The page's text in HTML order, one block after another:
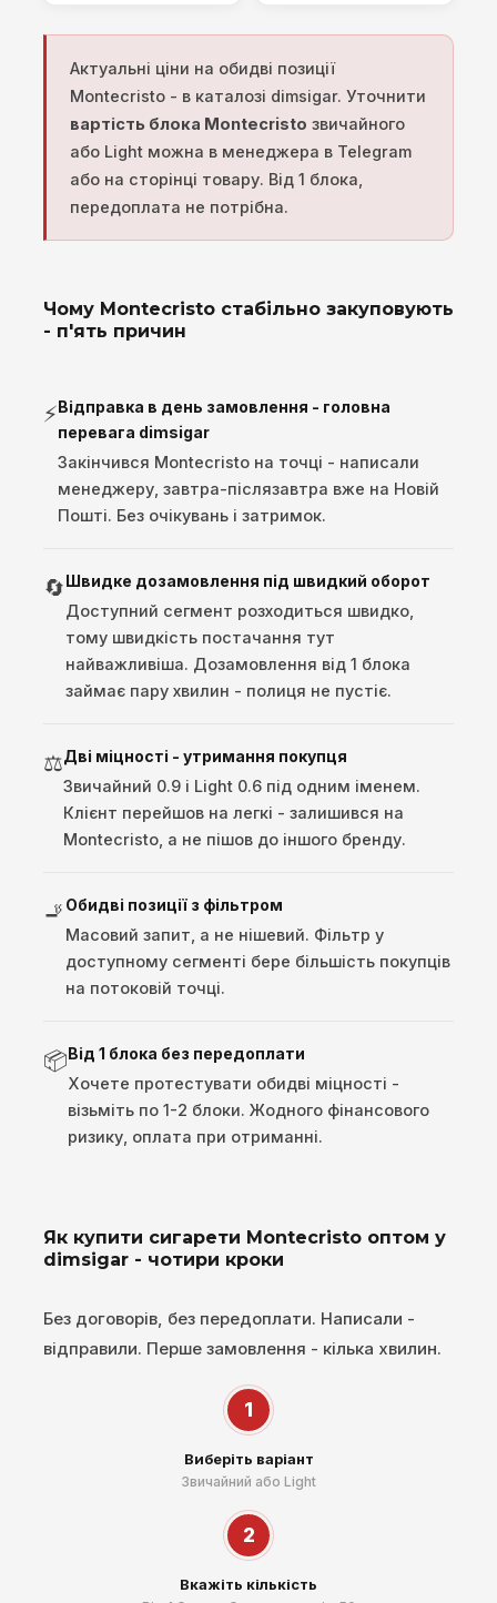
Актуальні ціни на обидві позиції
Montecristo - в каталозі dimsigar. Уточнити
вартість блока Montecristo звичайного
або Light можна в менеджера в Telegram
або на сторінці товару. Від 1 блока,
передоплата не потрібна.
Чому Montecristo стабільно закуповують
- п'ять причин
⚡Відправка в день замовлення - головна
перевага dimsigar
Закінчився Montecristo на точці - написали
менеджеру, завтра-післязавтра вже на Новій
Пошті. Без очікувань і затримок.
🔄Швидке дозамовлення під швидкий оборот
Доступний сегмент розходиться швидко,
тому швидкість постачання тут
найважливіша. Дозамовлення від 1 блока
займає пару хвилин - полиця не пустіє.
⚖️Дві міцності - утримання покупця
Звичайний 0.9 і Light 0.6 під одним іменем.
Клієнт перейшов на легкі - залишився на
Montecristo, а не пішов до іншого бренду.
🚬 Обидві позиції з фільтром
Масовий запит, а не нішевий. Фільтр у
доступному сегменті бере більшість покупців
на потоковій точці.
📦Від 1 блока без передоплати
Хочете протестувати обидві міцності -
візьміть по 1-2 блоки. Жодного фінансового
ризику, оплата при отриманні.
Як купити сигарети Montecristo оптом у
dimsigar - чотири кроки
Без договорів, без передоплати. Написали -
відправили. Перше замовлення - кілька хвилин.
1
Виберіть варіант
Звичайний або Light
2
Вкажіть кількість